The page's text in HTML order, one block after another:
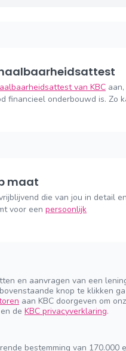
haalbaarheidsattest
van KBC
financieel onderbouwd is. Zo
maat
die van jou in detail
voor een persoonlijk
en aanvragen van een
knop te klikken
aan KBC doorgeven om
en de KBC privacyverklaring.
bestemming van 170.000